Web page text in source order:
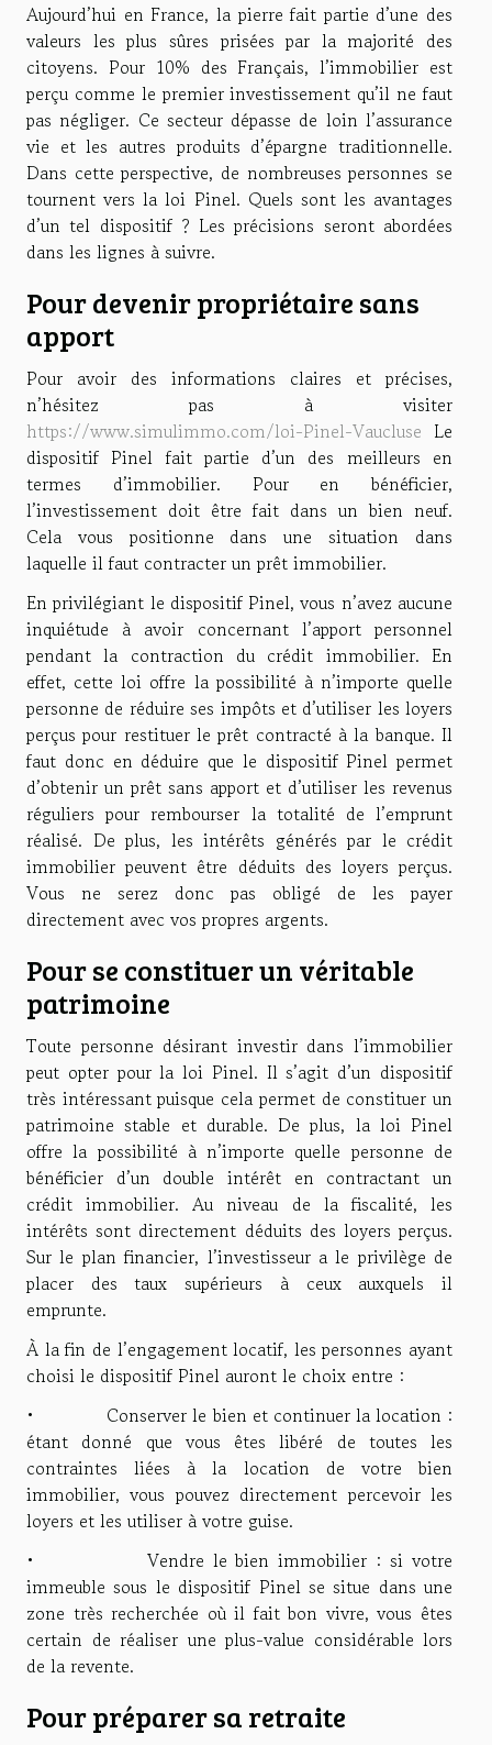
Aujourd’hui en France, la pierre fait partie d’une des
valeurs les plus sûres prisées par la majorité des
citoyens. Pour 10% des Français, l’immobilier est
perçu comme le premier investissement qu’il ne faut
pas négliger. Ce secteur dépasse de loin l’assurance
vie et les autres produits d’épargne traditionnelle.
Dans cette perspective, de nombreuses personnes se
tournent vers la loi Pinel. Quels sont les avantages
d’un tel dispositif ? Les précisions seront abordées
dans les lignes à suivre.
Pour devenir propriétaire sans
apport
Pour avoir des informations claires et précises,
n’hésitez pas à visiter
https://www.simulimmo.com/loi-Pinel-Vaucluse Le
dispositif Pinel fait partie d’un des meilleurs en
termes d’immobilier. Pour en bénéficier,
l’investissement doit être fait dans un bien neuf.
Cela vous positionne dans une situation dans
laquelle il faut contracter un prêt immobilier.
En privilégiant le dispositif Pinel, vous n’avez aucune
inquiétude à avoir concernant l’apport personnel
pendant la contraction du crédit immobilier. En
effet, cette loi offre la possibilité à n’importe quelle
personne de réduire ses impôts et d’utiliser les loyers
perçus pour restituer le prêt contracté à la banque. Il
faut donc en déduire que le dispositif Pinel permet
d’obtenir un prêt sans apport et d’utiliser les revenus
réguliers pour rembourser la totalité de l’emprunt
réalisé. De plus, les intérêts générés par le crédit
immobilier peuvent être déduits des loyers perçus.
Vous ne serez donc pas obligé de les payer
directement avec vos propres argents.
Pour se constituer un véritable
patrimoine
Toute personne désirant investir dans l’immobilier
peut opter pour la loi Pinel. Il s’agit d’un dispositif
très intéressant puisque cela permet de constituer un
patrimoine stable et durable. De plus, la loi Pinel
offre la possibilité à n’importe quelle personne de
bénéficier d’un double intérêt en contractant un
crédit immobilier. Au niveau de la fiscalité, les
intérêts sont directement déduits des loyers perçus.
Sur le plan financier, l’investisseur a le privilège de
placer des taux supérieurs à ceux auxquels il
emprunte.
À la fin de l’engagement locatif, les personnes ayant
choisi le dispositif Pinel auront le choix entre :
• Conserver le bien et continuer la location :
étant donné que vous êtes libéré de toutes les
contraintes liées à la location de votre bien
immobilier, vous pouvez directement percevoir les
loyers et les utiliser à votre guise.
• Vendre le bien immobilier : si votre
immeuble sous le dispositif Pinel se situe dans une
zone très recherchée où il fait bon vivre, vous êtes
certain de réaliser une plus-value considérable lors
de la revente.
Pour préparer sa retraite